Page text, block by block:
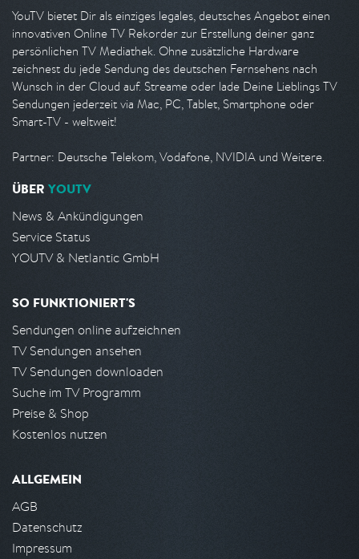
YouTV bietet Dir als einziges legales, deutsches Angebot einen
innovativen Online TV Rekorder zur Erstellung deiner ganz
persönlichen TV Mediathek. Ohne zusätzliche Hardware
zeichnest du jede Sendung des deutschen Fernsehens nach
Wunsch in der Cloud auf. Streame oder lade Deine Lieblings TV
Sendungen jederzeit via Mac, PC, Tablet, Smartphone oder
Smart-TV - weltweit!
Partner: Deutsche Telekom, Vodafone, NVIDIA und Weitere.
ÜBER YOUTV
News & Ankündigungen
Service Status
YOUTV & Netlantic GmbH
SO FUNKTIONIERT'S
Sendungen online aufzeichnen
TV Sendungen ansehen
TV Sendungen downloaden
Suche im TV Programm
Preise & Shop
Kostenlos nutzen
ALLGEMEIN
AGB
Datenschutz
Impressum